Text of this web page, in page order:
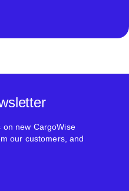
new CargoWise
our customers, and